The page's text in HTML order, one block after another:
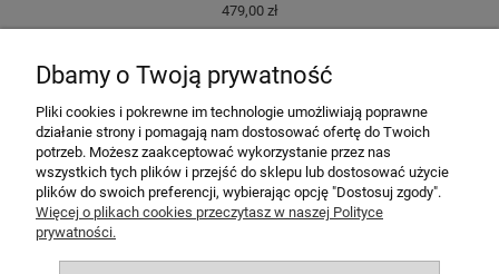
479,00 zł
do koszyka
MOJE KONTO
POMOC
PŁATNOŚCI I DOSTAWA
Dbamy o Twoją prywatność
Pliki cookies i pokrewne im technologie umożliwiają poprawne
działanie strony i pomagają nam dostosować ofertę do Twoich
potrzeb. Możesz zaakceptować wykorzystanie przez nas
wszystkich tych plików i przejść do sklepu lub dostosować użycie
plików do swoich preferencji, wybierając opcję "Dostosuj zgody".
Więcej o plikach cookies przeczytasz w naszej Polityce
prywatności.